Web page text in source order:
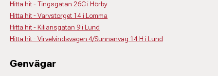
Hitta hit - Tingsgatan 26C i Hörby
Hitta hit - Varvstorget 14 i Lomma
Hitta hit - Kiliansgatan 9 i Lund
Hitta hit - Virvelvindsvägen 4/Sunnanväg 14 H i Lund
Genvägar